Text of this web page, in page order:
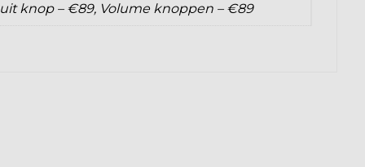
knop – €89, Volume knoppen – €89